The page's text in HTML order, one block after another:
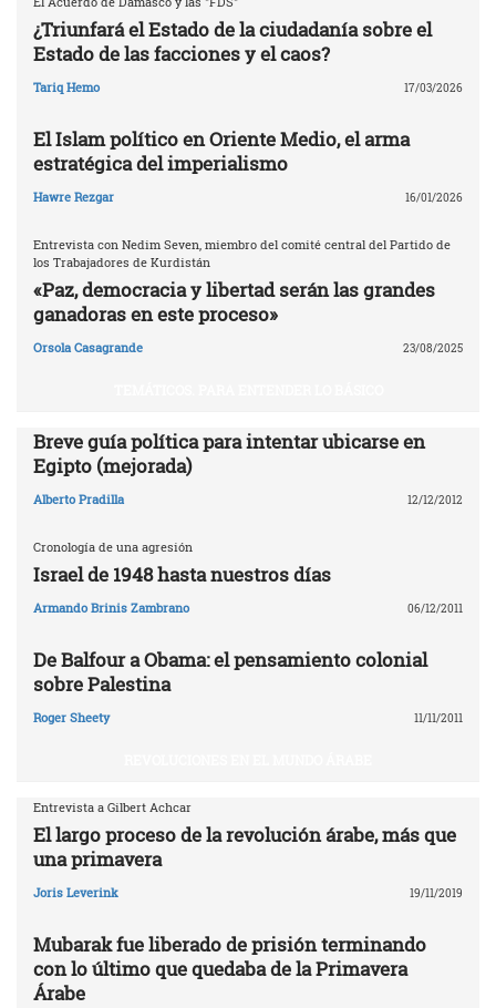
¿Triunfará el Estado de la ciudadanía sobre el
Estado de las facciones y el caos?
Tariq Hemo 17/03/2026
El Islam político en Oriente Medio, el arma
estratégica del imperialismo
Hawre Rezgar 16/01/2026
Entrevista con Nedim Seven, miembro del comité central del Partido de
los Trabajadores de Kurdistán
«Paz, democracia y libertad serán las grandes
ganadoras en este proceso»
Orsola Casagrande 23/08/2025
Breve guía política para intentar ubicarse en
Egipto (mejorada)
Alberto Pradilla 12/12/2012
Cronología de una agresión
Israel de 1948 hasta nuestros días
Armando Brinis Zambrano 06/12/2011
De Balfour a Obama: el pensamiento colonial
sobre Palestina
Roger Sheety 11/11/2011
Entrevista a Gilbert Achcar
El largo proceso de la revolución árabe, más que
una primavera
Joris Leverink 19/11/2019
Mubarak fue liberado de prisión terminando
con lo último que quedaba de la Primavera
Árabe